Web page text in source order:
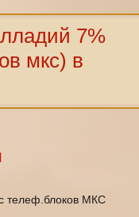
7%
мкс) в
телеф.блоков МКС